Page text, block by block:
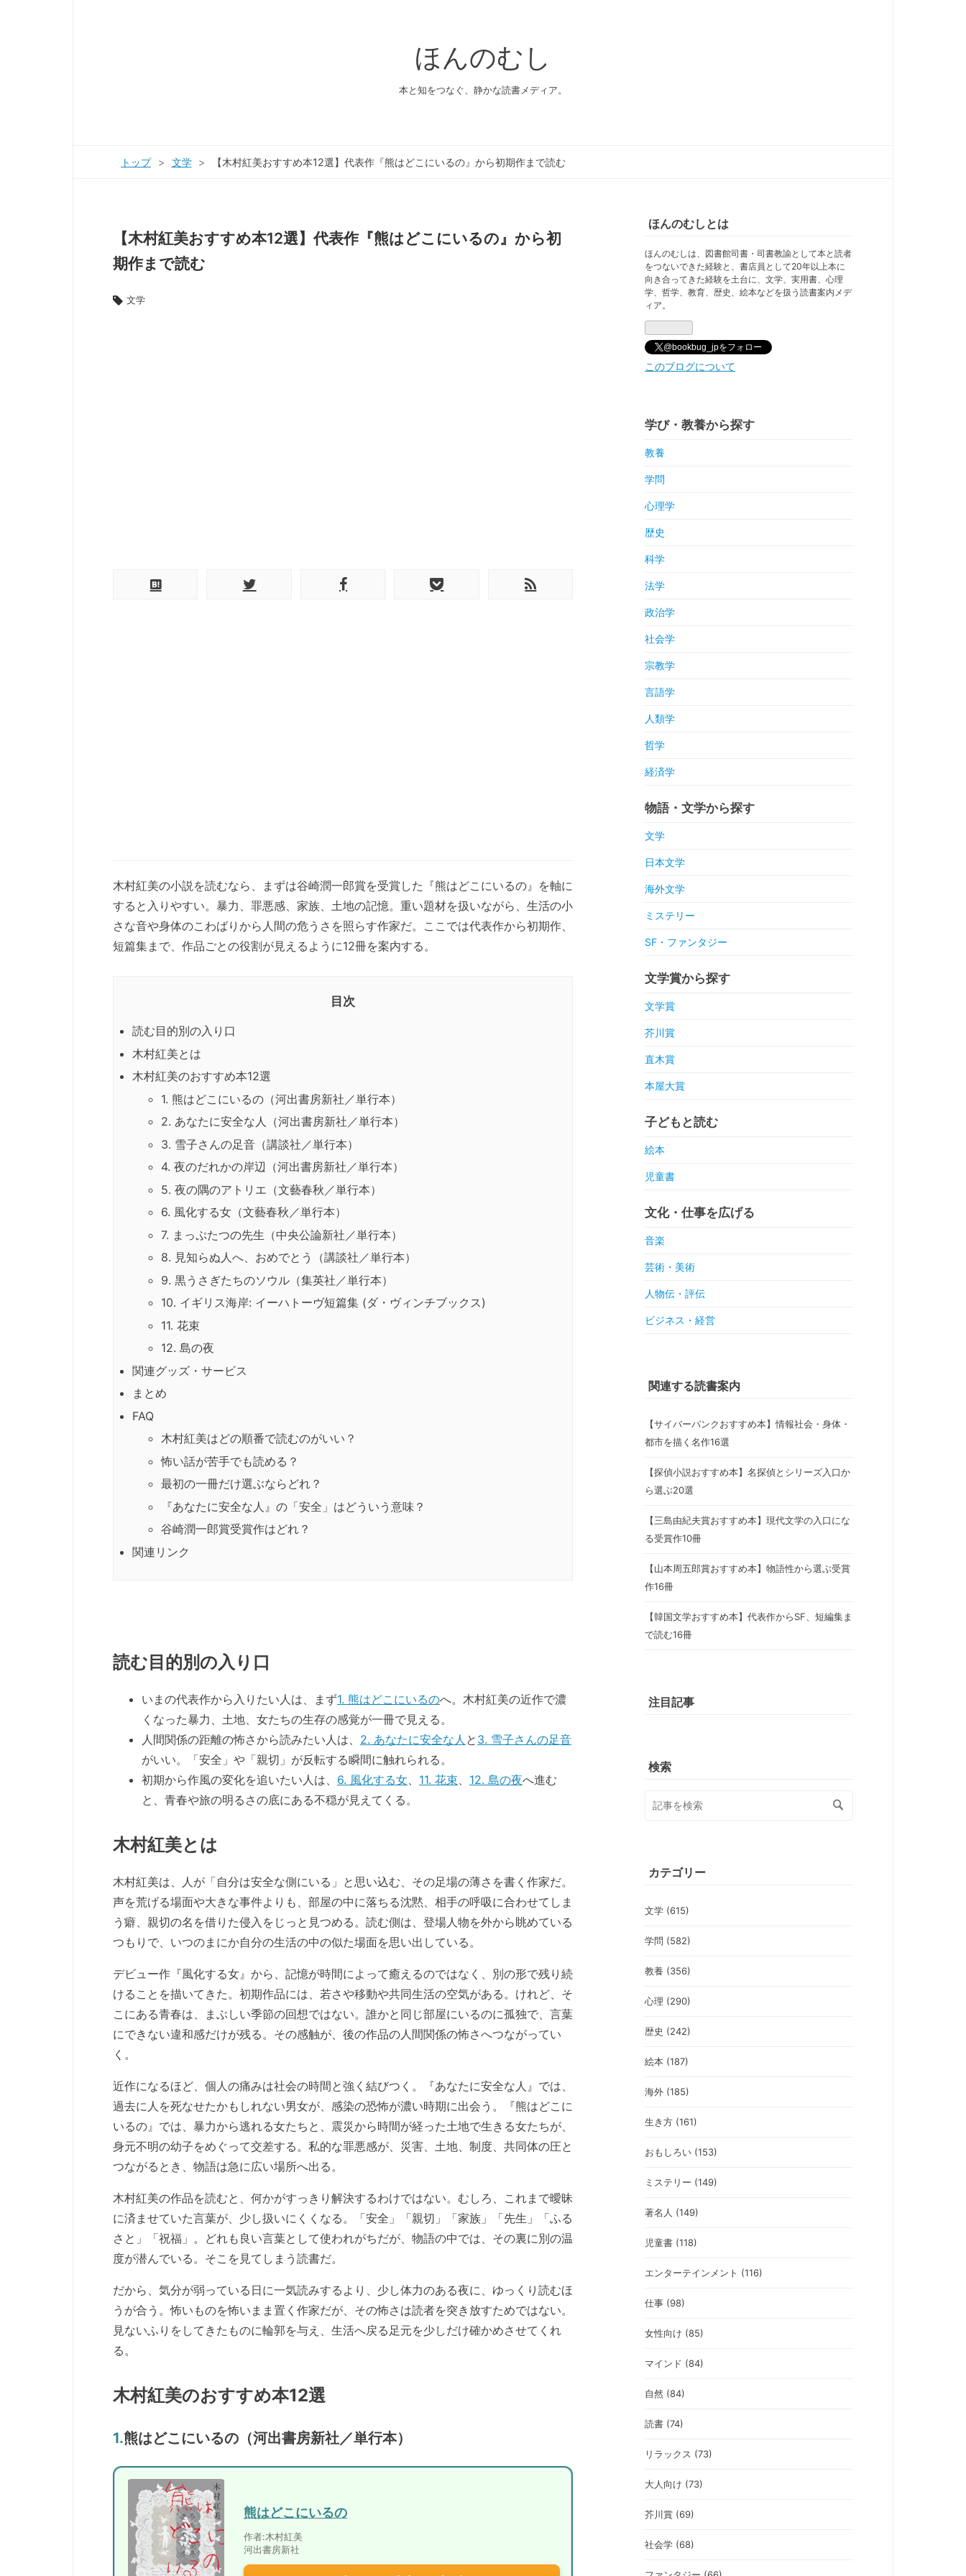
ほんのむし
本と知をつなぐ、静かな読書メディア。
トップ > 文学 > 【木村紅美おすすめ本12選】代表作『熊はどこにいるの』から初期作まで読む
【木村紅美おすすめ本12選】代表作『熊はどこにいるの』から初
期作まで読む
文学
木村紅美の小説を読むなら、まずは谷崎潤一郎賞を受賞した『熊はどこにいるの』を軸に
すると入りやすい。暴力、罪悪感、家族、土地の記憶。重い題材を扱いながら、生活の小
さな音や身体のこわばりから人間の危うさを照らす作家だ。ここでは代表作から初期作、
短篇集まで、作品ごとの役割が見えるように12冊を案内する。
読む目的別の入り口
木村紅美とは
木村紅美のおすすめ本12選
1. 熊はどこにいるの（河出書房新社／単行本）
2. あなたに安全な人（河出書房新社／単行本）
3. 雪子さんの足音（講談社／単行本）
4. 夜のだれかの岸辺（河出書房新社／単行本）
5. 夜の隅のアトリエ（文藝春秋／単行本）
6. 風化する女（文藝春秋／単行本）
7. まっぷたつの先生（中央公論新社／単行本）
8. 見知らぬ人へ、おめでとう（講談社／単行本）
9. 黒うさぎたちのソウル（集英社／単行本）
10. イギリス海岸: イーハトーヴ短篇集 (ダ・ヴィンチブックス)
11. 花束
12. 島の夜
関連グッズ・サービス
まとめ
FAQ
木村紅美はどの順番で読むのがいい？
怖い話が苦手でも読める？
最初の一冊だけ選ぶならどれ？
『あなたに安全な人』の「安全」はどういう意味？
谷崎潤一郎賞受賞作はどれ？
関連リンク
読む目的別の入り口
いまの代表作から入りたい人は、まず1. 熊はどこにいるのへ。木村紅美の近作で濃
くなった暴力、土地、女たちの生存の感覚が一冊で見える。
人間関係の距離の怖さから読みたい人は、 2. あなたに安全な人 と 3. 雪子さんの足音
がいい。「安全」や「親切」が反転する瞬間に触れられる。
初期から作風の変化を追いたい人は、 6. 風化する女 11. 花束 12. 島の夜へ進む
と、青春や旅の明るさの底にある不穏が見えてくる。
木村紅美とは
木村紅美は、人が「自分は安全な側にいる」と思い込む、その足場の薄さを書く作家だ。
声を荒げる場面や大きな事件よりも、部屋の中に落ちる沈黙、相手の呼吸に合わせてしま
う癖、親切の名を借りた侵入をじっと見つめる。読む側は、登場人物を外から眺めている
つもりで、いつのまにか自分の生活の中の似た場面を思い出している。
デビュー作『風化する女』から、記憶が時間によって癒えるのではなく、別の形で残り続
けることを描いてきた。初期作品には、若さや移動や共同生活の空気がある。けれど、そ
こにある青春は、まぶしい季節の回想ではない。誰かと同じ部屋にいるのに孤独で、言葉
にできない違和感だけが残る。その感触が、後の作品の人間関係の怖さへつながってい
く。
近作になるほど、個人の痛みは社会の時間と強く結びつく。『あなたに安全な人』では、
過去に人を死なせたかもしれない男女が、感染の恐怖が濃い時期に出会う。『熊はどこに
いるの』では、暴力から逃れる女たちと、震災から時間が経った土地で生きる女たちが、
身元不明の幼子をめぐって交差する。私的な罪悪感が、災害、土地、制度、共同体の圧と
つながるとき、物語は急に広い場所へ出る。
木村紅美の作品を読むと、何かがすっきり解決するわけではない。むしろ、これまで曖昧
に済ませていた言葉が、少し扱いにくくなる。「安全」「親切」「家族」「先生」「ふる
さと」「祝福」。どれも良い言葉として使われがちだが、物語の中では、その裏に別の温
度が潜んでいる。そこを見てしまう読書だ。
だから、気分が弱っている日に一気読みするより、少し体力のある夜に、ゆっくり読むほ
うが合う。怖いものを怖いまま置く作家だが、その怖さは読者を突き放すためではない。
見ないふりをしてきたものに輪郭を与え、生活へ戻る足元を少しだけ確かめさせてくれ
る。
木村紅美のおすすめ本12選
1.熊はどこにいるの（河出書房新社／単行本）
熊はどこにいるの
作者:木村紅美
河出書房新社
ほんのむしとは
ほんのむしは、図書館司書・司書教諭として本と読者
をつないできた経験と、書店員として20年以上本に
向き合ってきた経験を土台に、文学、実用書、心理
学、哲学、教育、歴史、絵本などを扱う読書案内メデ
ィア。
@bookbug_jpをフォロー
このブログについて
学び・教養から探す
教養
学問
心理学
歴史
科学
法学
政治学
社会学
宗教学
言語学
人類学
哲学
経済学
物語・文学から探す
文学
日本文学
海外文学
ミステリー
SF・ファンタジー
文学賞から探す
文学賞
芥川賞
直木賞
本屋大賞
子どもと読む
絵本
児童書
文化・仕事を広げる
音楽
芸術・美術
人物伝・評伝
ビジネス・経営
関連する読書案内
【サイバーパンクおすすめ本】情報社会・身体・
都市を描く名作16選
【探偵小説おすすめ本】名探偵とシリーズ入口か
ら選ぶ20選
【三島由紀夫賞おすすめ本】現代文学の入口にな
る受賞作10冊
【山本周五郎賞おすすめ本】物語性から選ぶ受賞
作16冊
【韓国文学おすすめ本】代表作からSF、短編集ま
で読む16冊
注目記事
検索
カテゴリー
文学 (615)
学問 (582)
教養 (356)
心理 (290)
歴史 (242)
絵本 (187)
海外 (185)
生き方 (161)
おもしろい (153)
ミステリー (149)
著名人 (149)
児童書 (118)
エンターテインメント (116)
仕事 (98)
女性向け (85)
マインド (84)
自然 (84)
読書 (74)
リラックス (73)
大人向け (73)
芥川賞 (69)
社会学 (68)